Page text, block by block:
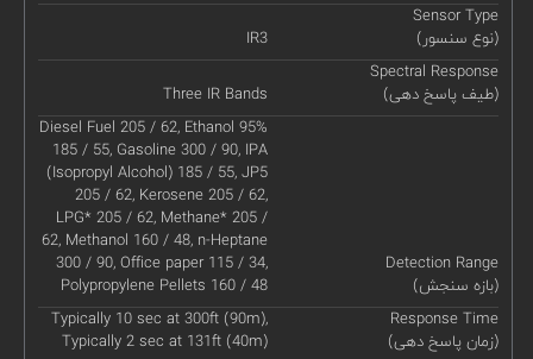
Sensor Type
(نوع سنسور)
IR3
Spectral Response
(طیف پاسخ دهی)
Three IR Bands
Detection Range
(بازه سنجش)
Diesel Fuel 205 / 62, Ethanol 95%
185 / 55, Gasoline 300 / 90, IPA
(Isopropyl Alcohol) 185 / 55, JP5
205 / 62, Kerosene 205 / 62,
LPG* 205 / 62, Methane* 205 /
62, Methanol 160 / 48, n-Heptane
300 / 90, Office paper 115 / 34,
Polypropylene Pellets 160 / 48
Response Time
(زمان پاسخ دهی)
Typically 10 sec at 300ft (90m),
Typically 2 sec at 131ft (40m)